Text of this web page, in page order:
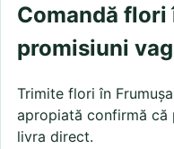
Comandă flori
promisiuni
Trimite flori în
apropiată confirmă că
livra direct.